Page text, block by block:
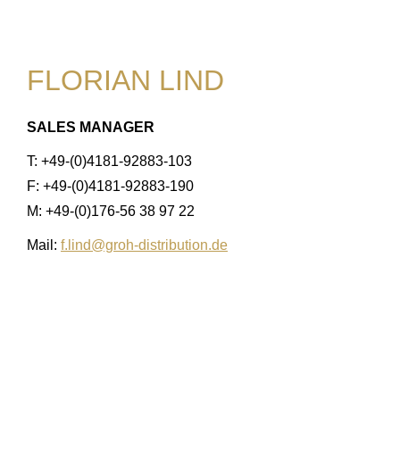
FLORIAN LIND
SALES MANAGER
T: +49-(0)4181-92883-103
F: +49-(0)4181-92883-190
M: +49-(0)176-56 38 97 22
Mail: f.lind@groh-distribution.de